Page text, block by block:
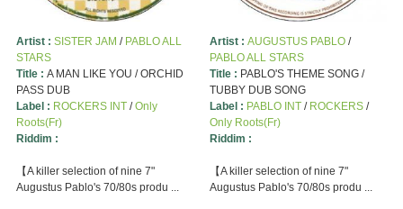
Artist : SISTER JAM / PABLO ALL
STARS
Title : A MAN LIKE YOU / ORCHID
PASS DUB
Label : ROCKERS INT/Only
Roots(Fr)
Riddim :
【A killer selection of nine 7"
Augustus Pablo's 70/80s produ ...
Artist : AUGUSTUS PABLO/
PABLO ALL STARS
Title : PABLO'S THEME SONG /
TUBBY DUB SONG
Label : PABLO INT/ ROCKERS/
Only Roots(Fr)
Riddim :
【A killer selection of nine 7"
Augustus Pablo's 70/80s produ ...